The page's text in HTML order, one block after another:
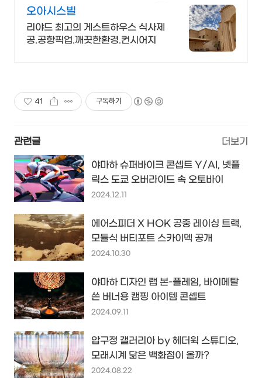
오아시스빌
리야드 최고의 게스트하우스 식사제
공.공항픽업.깨끗한환경.컨시어지
41 구독하기
관련글 더보기
야마하 슈퍼바이크 콘셉트 Y/AI, 넷플
릭스 도쿄 오버라이드 속 오토바이
2024.12.11
에어스피더 X HOK 공중 레이싱 트랙,
모듈식 버티포트 스카이덱 공개
2024.10.30
야마하 디자인 랩 본-플레임, 바이메탈
쓴 버너용 캠핑 아이템 콘셉트
2024.09.11
압구정 갤러리아 by 헤더윅 스튜디오,
모래시계 닮은 백화점이 올까?
2024.08.22